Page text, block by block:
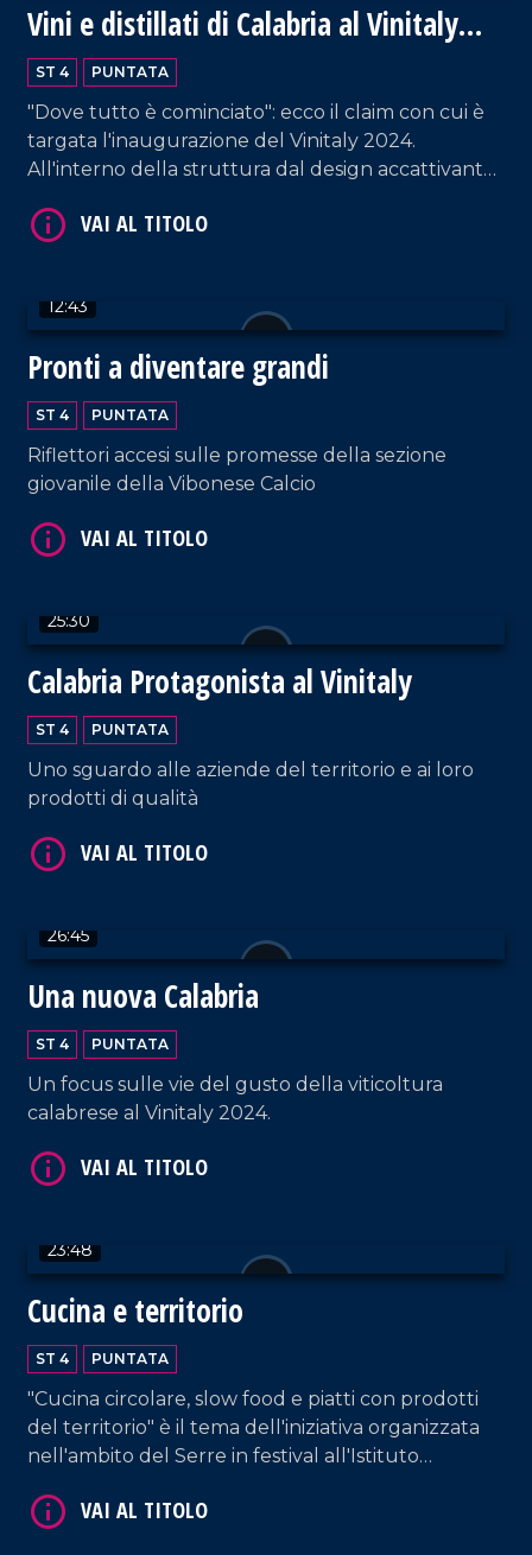
Vini e distillati di Calabria al Vinitaly
2024
ST 4 PUNTATA
"Dove tutto è cominciato": ecco il claim con cui è
targata l'inaugurazione del Vinitaly 2024.
All'interno della struttura dal design accattivante,
da tutta la Calabria - raccontano la propria
anche dall'Italia.
12:43
Pronti a diventare grandi
ST 4 PUNTATA
Riflettori accesi sulle promesse della sezione
giovanile della Vibonese Calcio
25:30
Calabria Protagonista al Vinitaly
ST 4 PUNTATA
Uno sguardo alle aziende del territorio e ai loro
prodotti di qualità
26:45
Una nuova Calabria
ST 4 PUNTATA
Un focus sulle vie del gusto della viticoltura
calabrese al Vinitaly 2024.
23:48
Cucina e territorio
ST 4 PUNTATA
"Cucina circolare, slow food e piatti con prodotti
del territorio" è il tema dell'iniziativa organizzata
nell'ambito del Serre in festival all'Istituto
VAI AL TITOLO
VAI AL TITOLO
VAI AL TITOLO
VAI AL TITOLO
VAI AL TITOLO